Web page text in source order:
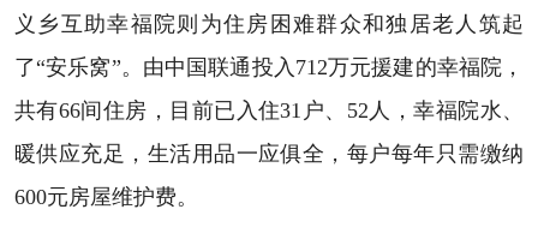
义乡互助幸福院则为住房困难群众和独居老人筑起
了“安乐窝”。由中国联通投入712万元援建的幸福院，
共有66间住房，目前已入住31户、52人，幸福院水、
暖供应充足，生活用品一应俱全，每户每年只需缴纳
600元房屋维护费。